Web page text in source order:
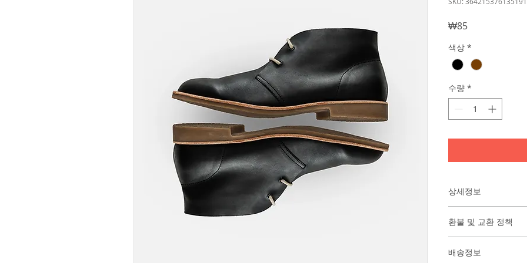
₩85가
색상 *
수량 *
상세정보
리방법 등 친절하고
어줍니다. 제품의 어
지 우선순위를 잘 생
환불 및 교환 정책
품 정보를 제공하세
배송정보